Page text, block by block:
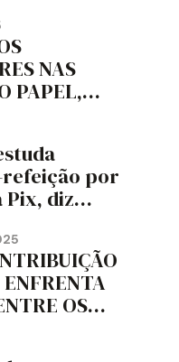
NAS
PAPEL,
DE
DO
PRpor
Pix, diz
OS